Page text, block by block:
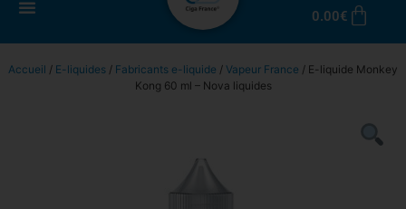
0.00€
Accueil / E-liquides / Fabricants e-liquide / Vapeur France / E-liquide Monkey
Kong 60 ml – Nova liquides